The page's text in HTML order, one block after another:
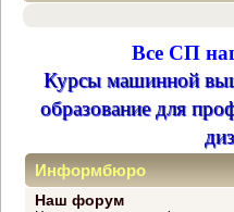
Все СП
Курсы машинной
образование для
Информбюро
Наш форум